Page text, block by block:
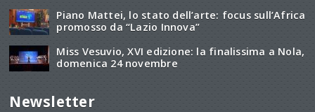
Piano Mattei, lo stato dell’arte: focus sull’Africa
promosso da “Lazio Innova”
Miss Vesuvio, XVI edizione: la finalissima a Nola,
domenica 24 novembre
Newsletter